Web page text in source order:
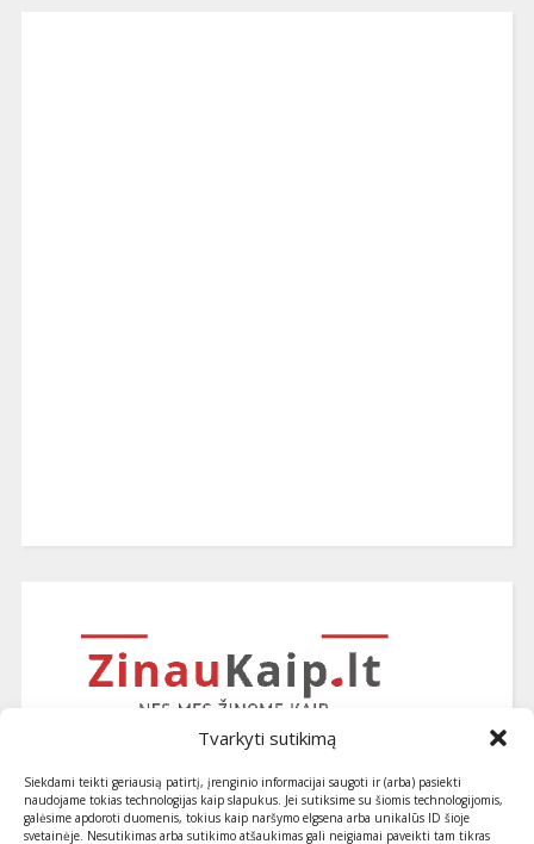
Tvarkyti sutikimą
Siekdami teikti geriausią patirtį, įrenginio informacijai saugoti ir (arba) pasiekti
naudojame tokias technologijas kaip slapukus. Jei sutiksime su šiomis technologijomis,
galėsime apdoroti duomenis, tokius kaip naršymo elgsena arba unikalūs ID šioje
svetainėje. Nesutikimas arba sutikimo atšaukimas gali neigiamai paveikti tam tikras